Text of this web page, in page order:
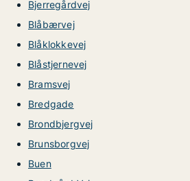
Bjerregårdvej
Blåbærvej
Blåklokkevej
Blåstjernevej
Bramsvej
Bredgade
Brondbjergvej
Brunsborgvej
Buen